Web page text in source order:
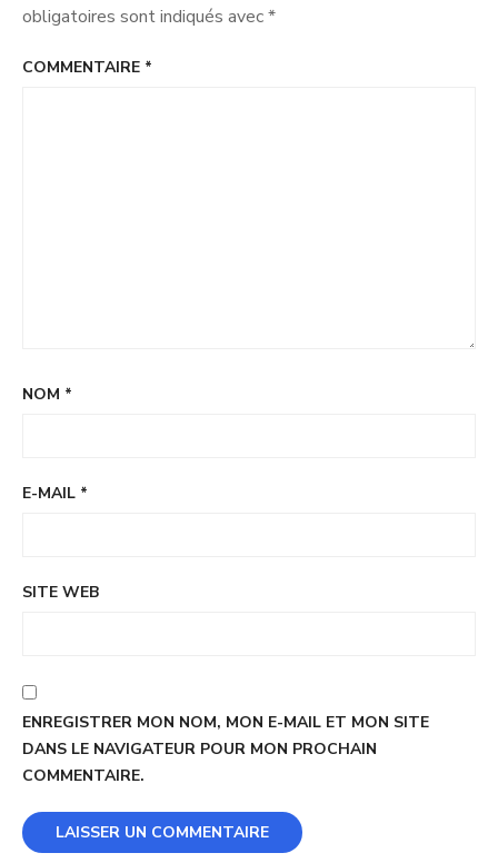
obligatoires sont indiqués avec*
COMMENTAIRE *
NOM *
E-MAIL *
SITE WEB
ENREGISTRER MON NOM, MON E-MAIL ET MON SITE
DANS LE NAVIGATEUR POUR MON PROCHAIN
COMMENTAIRE.